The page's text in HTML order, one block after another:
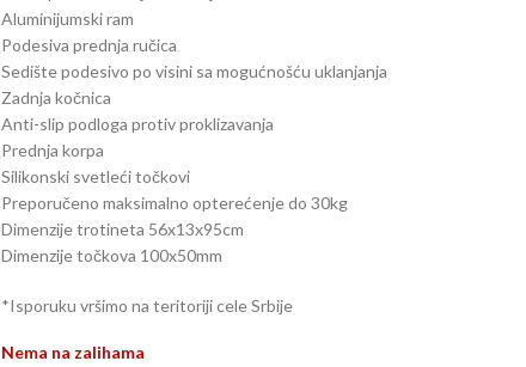
Aluminijumski ram
Podesiva prednja ručica
Sedište podesivo po visini sa mogućnošću uklanjanja
Zadnja kočnica
Anti-slip podloga protiv proklizavanja
Prednja korpa
Silikonski svetleći točkovi
Preporučeno maksimalno opterećenje do 30kg
Dimenzije trotineta 56x13x95cm
Dimenzije točkova 100x50mm
*Isporuku vršimo na teritoriji cele Srbije
Nema na zalihama